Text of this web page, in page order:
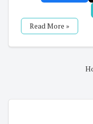
Read More »